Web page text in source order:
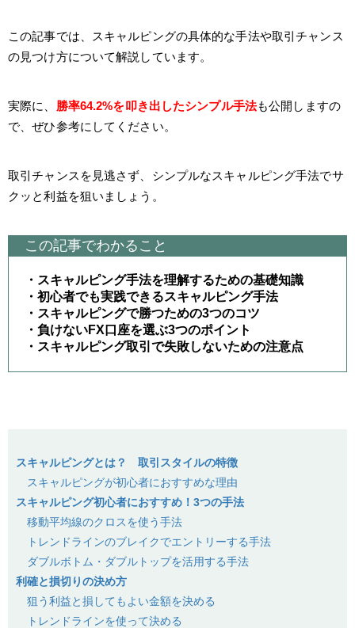
この記事では、スキャルピングの具体的な手法や取引チャンス
の見つけ方について解説しています。
実際に、 勝率64.2%を叩き出したシンプル手法も公開しますの
で、ぜひ参考にしてください。
取引チャンスを見逃さず、シンプルなスキャルピング手法でサ
クッと利益を狙いましょう。
この記事でわかること
・スキャルピング手法を理解するための基礎知識
・初心者でも実践できるスキャルピング手法
・スキャルピングで勝つための3つのコツ
・負けないFX口座を選ぶ3つのポイント
・スキャルピング取引で失敗しないための注意点
スキャルピングとは？ 取引スタイルの特徴
スキャルピングが初心者におすすめな理由
スキャルピング初心者におすすめ！3つの手法
移動平均線のクロスを使う手法
トレンドラインのブレイクでエントリーする手法
ダブルボトム・ダブルトップを活用する手法
利確と損切りの決め方
狙う利益と損してもよい金額を決める
トレンドラインを使って決める